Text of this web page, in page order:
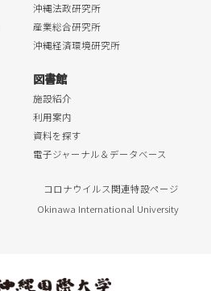
沖縄法政研究所
産業総合研究所
沖縄経済環境研究所
図書館
施設紹介
利用案内
資料を探す
電子ジャーナル＆データベース
コロナウイルス関連特設ページ
Okinawa International University